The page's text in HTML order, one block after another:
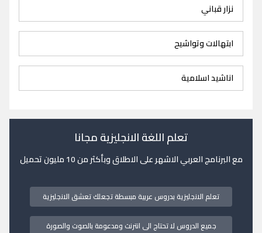
نزار قباني
ابتهالات وتواشيح
اناشيد اسلامية
تعلم اللغة الانجليزية مجانا
مع البرنامج العربي الاشهر على الاطلاق وبأكثر من 10 مليون تحميل
تعلم الانجليزية بدروس عربية مبسطة تجعلك تعشق الانجليزية
جميع الدروس لا تحتاج الى انترنت ومدعومة بالصوت والصورة